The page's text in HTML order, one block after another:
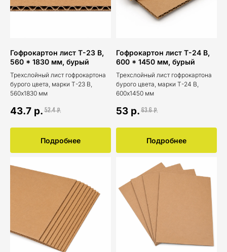
Гофрокартон лист Т-23 В,
560 * 1830 мм, бурый
Трехслойный лист гофрокартона
бурого цвета, марки Т-23 В,
560x1830 мм
43.7 р. 52.4 р.
Подробнее
Гофрокартон лист Т-24 В,
600 * 1450 мм, бурый
Трехслойный лист гофрокартона
бурого цвета, марки Т-24 В,
600x1450 мм
53 р. 63.6 р.
Подробнее